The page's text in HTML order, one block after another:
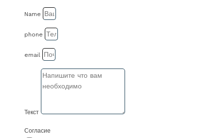
Name
phone
email
Текст
Согласие